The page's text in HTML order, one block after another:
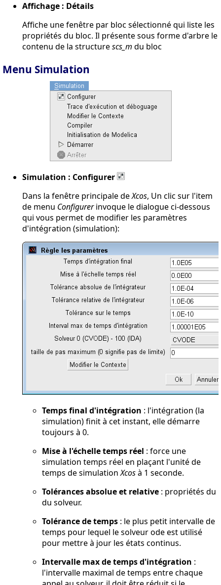
Affichage : Détails
Affiche une fenêtre par bloc sélectionné qui liste les
propriétés du bloc. Il présente sous forme d'arbre le
contenu de la structurescs_m du bloc
Menu Simulation
Simulation : Configurer
Dans la fenêtre principale deXcos, Un clic sur l'item
de menu Configurerinvoque le dialogue ci-dessous
qui vous permet de modifier les paramètres
d'intégration (simulation):
Temps final d'intégration : l'intégration (la
simulation) finit à cet instant, elle démarre
toujours à 0.
Mise à l'échelle temps réel : force une
simulation temps réel en plaçant l'unité de
temps de simulationXcosà 1 seconde.
Tolérances absolue et relative : propriétés du
du solveur.
Tolérance de temps : le plus petit intervalle de
temps pour lequel le solveur ode est utilisé
pour mettre à jour les états continus.
Intervalle max de temps d'intégration :
l'intervalle maximal de temps entre chaque